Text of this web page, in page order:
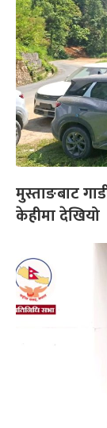
मुस्ताङबाट
केहीमा देखियो